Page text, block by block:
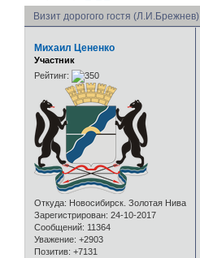
Визит дорогого гостя (Л.И.Брежнев)
Михаил Цененко
Участник
Рейтинг:
Откуда: Новосибирск. Золотая Нива
Зарегистрирован: 24-10-2017
Сообщений: 11364
Уважение: +2903
Позитив: +7131